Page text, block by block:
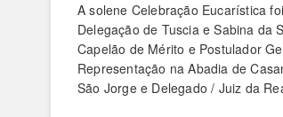
A solene Celebração Eucarística
Delegação de Tuscia e Sabina da
Capelão de Mérito e Postulador
Representação na Abadia de
São Jorge e Delegado / Juiz da